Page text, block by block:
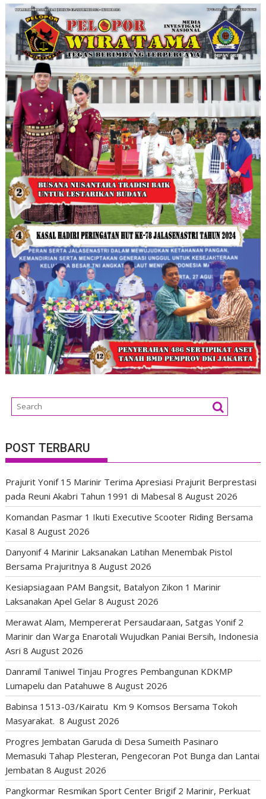
POST TERBARU
Prajurit Yonif 15 Marinir Terima Apresiasi Prajurit Berprestasi
pada Reuni Akabri Tahun 1991 di Mabesal 8 August 2026
Komandan Pasmar 1 Ikuti Executive Scooter Riding Bersama
Kasal 8 August 2026
Danyonif 4 Marinir Laksanakan Latihan Menembak Pistol
Bersama Prajuritnya 8 August 2026
Kesiapsiagaan PAM Bangsit, Batalyon Zikon 1 Marinir
Laksanakan Apel Gelar 8 August 2026
Merawat Alam, Mempererat Persaudaraan, Satgas Yonif 2
Marinir dan Warga Enarotali Wujudkan Paniai Bersih, Indonesia
Asri 8 August 2026
Danramil Taniwel Tinjau Progres Pembangunan KDKMP
Lumapelu dan Patahuwe 8 August 2026
Babinsa 1513-03/Kairatu Km 9 Komsos Bersama Tokoh
Masyarakat. 8 August 2026
Progres Jembatan Garuda di Desa Sumeith Pasinaro
Memasuki Tahap Plesteran, Pengecoran Pot Bunga dan Lantai
Jembatan 8 August 2026
Pangkormar Resmikan Sport Center Brigif 2 Marinir, Perkuat